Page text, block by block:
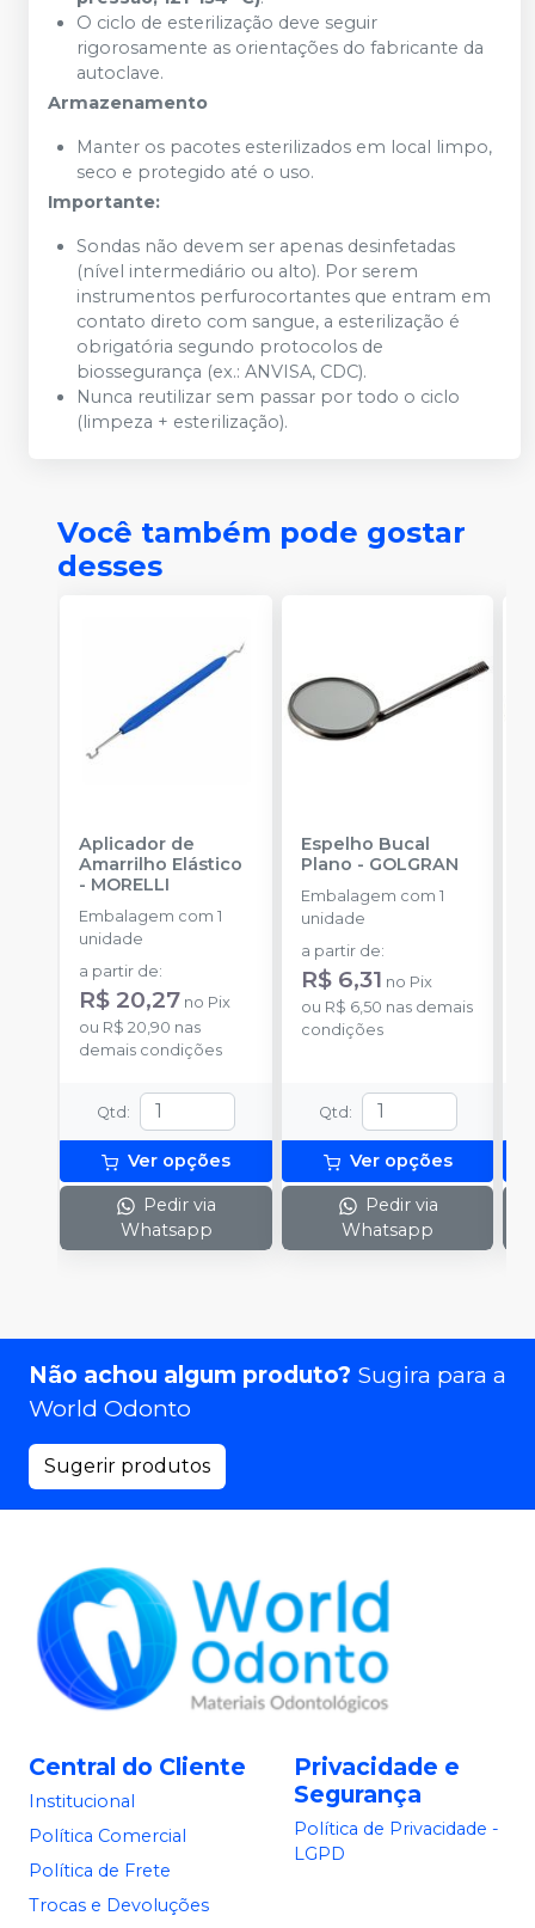
O ciclo de esterilização deve seguir
rigorosamente as orientações do fabricante da
autoclave.
Armazenamento
Manter os pacotes esterilizados em local limpo,
seco e protegido até o uso.
Importante:
Sondas não devem ser apenas desinfetadas
(nível intermediário ou alto). Por serem
instrumentos perfurocortantes que entram em
contato direto com sangue, a esterilização é
obrigatória segundo protocolos de
biossegurança (ex.: ANVISA, CDC).
Nunca reutilizar sem passar por todo o ciclo
(limpeza + esterilização).
Você também pode gostar
desses
Aplicador de
Amarrilho Elástico
- MORELLI
Embalagem com 1
unidade
a partir de:
R$ 20,27 no Pix
ou R$ 20,90 nas
demais condições
Qtd :
Ver opções
Pedir via
Whatsapp
Espelho Bucal
Plano - GOLGRAN
Embalagem com 1
unidade
a partir de:
R$ 6,31 no Pix
ou R$ 6,50 nas demais
condições
Qtd :
Ver opções
Pedir via
Whatsapp
Não achou algum produto? Sugira para a
World Odonto
Sugerir produtos
Central do Cliente
Institucional
Política Comercial
Política de Frete
Trocas e Devoluções
Privacidade e
Segurança
Política de Privacidade -
LGPD